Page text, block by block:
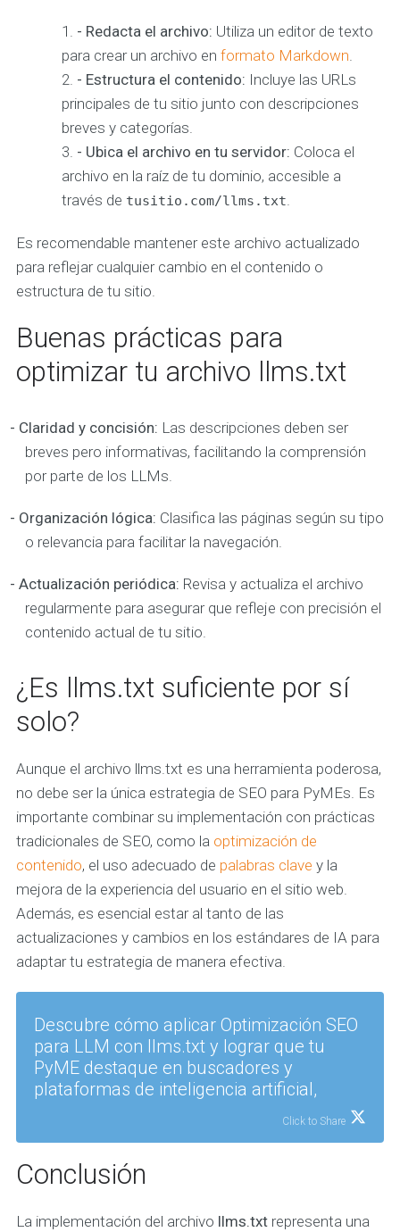
- Redacta el archivo: Utiliza un editor de texto
para crear un archivo en formato Markdown.
- Estructura el contenido: Incluye las URLs
principales de tu sitio junto con descripciones
breves y categorías.
- Ubica el archivo en tu servidor: Coloca el
archivo en la raíz de tu dominio, accesible a
través de tusitio.com/llms.txt.
Es recomendable mantener este archivo actualizado
para reflejar cualquier cambio en el contenido o
estructura de tu sitio.
Buenas prácticas para
optimizar tu archivo llms.txt
- Claridad y concisión: Las descripciones deben ser
breves pero informativas, facilitando la comprensión
por parte de los LLMs.
- Organización lógica: Clasifica las páginas según su tipo
o relevancia para facilitar la navegación.
- Actualización periódica: Revisa y actualiza el archivo
regularmente para asegurar que refleje con precisión el
contenido actual de tu sitio.
¿Es llms.txt suficiente por sí
solo?
Aunque el archivo llms.txt es una herramienta poderosa,
no debe ser la única estrategia de SEO para PyMEs. Es
importante combinar su implementación con prácticas
tradicionales de SEO, como la optimización de
contenido, el uso adecuado de palabras clave y la
mejora de la experiencia del usuario en el sitio web.
Además, es esencial estar al tanto de las
actualizaciones y cambios en los estándares de IA para
adaptar tu estrategia de manera efectiva.
Descubre cómo aplicar Optimización SEO
para LLM con llms.txt y lograr que tu
PyME destaque en buscadores y
plataformas de inteligencia artificial,
Click to Share
Conclusión
La implementación del archivo llms.txtrepresenta una